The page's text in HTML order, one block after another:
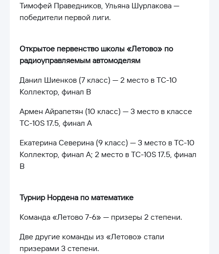
Тимофей Праведников, Ульяна Шурлакова —
победители первой лиги.
Открытое первенство школы «Летово» по
радиоуправляемым автомоделям
Данил Шиенков (7 класс) — 2 место в TC-10
Коллектор, финал В
Армен Айрапетян (10 класс) — 3 место в классе
TC-10S 17.5, финал А
Екатерина Северина (9 класс) — 3 место в TC-10
Коллектор, финал А; 2 место в TC-10S 17.5, финал
В
Турнир Нордена по математике
Команда «Летово 7-6» — призеры 2 степени.
Две другие команды из «Летово» стали
призерами 3 степени.